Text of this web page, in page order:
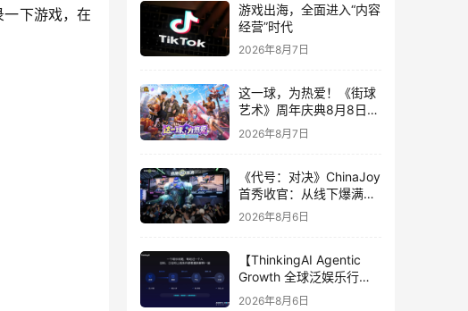
下游戏，在
游戏出海，全面进入“内容
经营”时代
2026年8月7日
这一球，为热爱！《街球
艺术》周年庆典8月8日正
式上线，多重福利与全新
内容同步开启
2026年8月7日
《代号：对决》ChinaJoy
首秀收官：从线下爆满看
见玩家的真实期待
2026年8月6日
【ThinkingAI Agentic
Growth 全球泛娱乐行业
峰会】Agent 时代，人到
2026年8月6日